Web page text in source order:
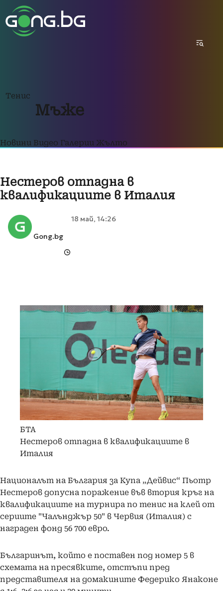
Тенис
Мъже
Новини Видео Галерии Жълто
Нестеров отпадна в
квалификациите в Италия
Gong.bg
18 май, 14:26
БТА
Нестеров отпадна в квалификациите в
Италия
Националът на България за Купа „Дейвис“ Пьотр
Нестеров допусна поражение във втория кръг на
квалификациите на турнира по тенис на клей от
сериите "Чалънджър 50" в Червия (Италия) с
награден фонд 56 700 евро.
Българинът, който е поставен под номер 5 в
схемата на пресявките, отстъпи пред
представителя на домакините Федерико Янаконе